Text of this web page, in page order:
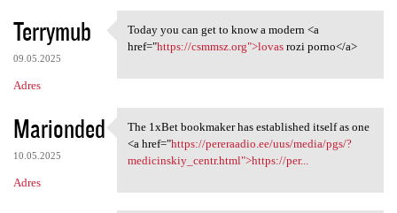
a
r
z
Terrymub
09.05.2025
Adres
Today you can get to know a
Today you can get to know a modern <a
href="https://csmmsz.org">lovasrozi porno</a>
Marionded
10.05.2025
Adres
The 1xBet bookmaker has
The 1xBet bookmaker has established itself as one
<a href="https://pereraadio.ee/uus/media/pgs/?
medicinskiy_centr.html">https://per...